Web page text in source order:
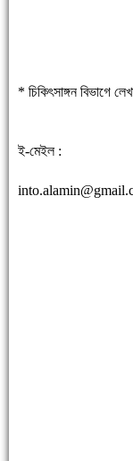
* চিকিৎসাঙ্গন বিভাগে
ই-মেইল :